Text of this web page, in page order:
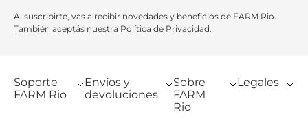
Al suscribirte, vas a recibir novedades y beneficios de FARM Rio.
También aceptás nuestra Política de Privacidad.
Soporte
FARM Rio
Envíos y
devoluciones
Sobre
FARM
Rio
Legales